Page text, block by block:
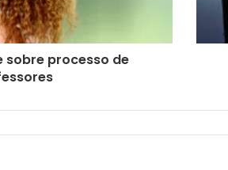
sobre processo de